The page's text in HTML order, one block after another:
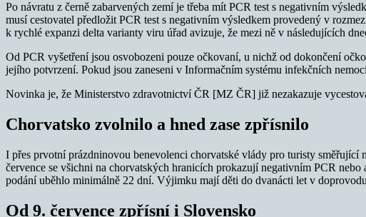
Po návratu z černě zabarvených zemí je třeba mít PCR test s negativním
musí cestovatel předložit PCR test s negativním výsledkem provedený v
k rychlé expanzi delta varianty viru úřad avizuje, že mezi ně v následujících
Od PCR vyšetření jsou osvobozeni pouze očkovaní, u nichž od dokončení
jejího potvrzení. Pokud jsou zaneseni v Informačním systému infekčních
Novinka je, že Ministerstvo zdravotnictví ČR [MZ ČR] již nezakazuje
Chorvatsko zvolnilo a hned zase zpřísnilo
I přes prvotní prázdninovou benevolenci chorvatské vlády pro turisty
července se všichni na chorvatských hranicích prokazují negativním PCR
podání uběhlo minimálně 22 dní. Výjimku mají děti do dvanácti let v
Od 9. července zpřísní i Slovensko